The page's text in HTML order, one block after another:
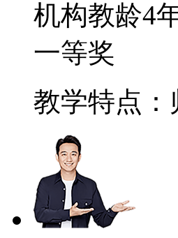
机构教龄4
一等奖
教学特点